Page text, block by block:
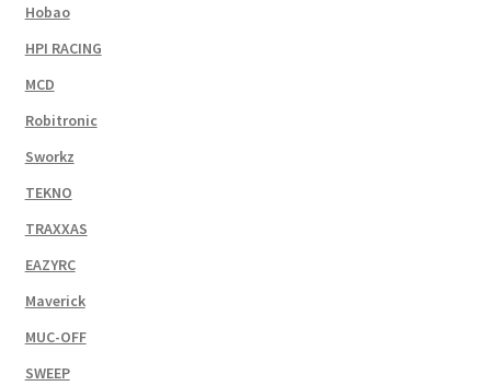
Hobao
HPI RACING
MCD
Robitronic
Sworkz
TEKNO
TRAXXAS
EAZYRC
Maverick
MUC-OFF
SWEEP